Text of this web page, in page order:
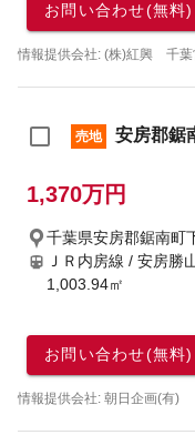
お問い合わせ(無料)
情報提供会社: (株)紅興 千葉
売地 安房郡鋸
1,370万円
千葉県安房郡鋸南町
ＪＲ内房線 / 安房勝
1,003.94㎡
お問い合わせ(無料)
情報提供会社: 朝日企画(有)